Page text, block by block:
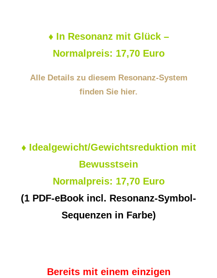
♦In Resonanz mit Glück –
Normalpreis: 17,70 Euro
Alle Details zu diesem Resonanz-System
finden Sie hier.
♦Idealgewicht/Gewichtsreduktion mit
Bewusstsein
Normalpreis: 17,70 Euro
(1 PDF-eBook incl. Resonanz-Symbol-
Sequenzen in Farbe)
Bereits mit einem einzigen